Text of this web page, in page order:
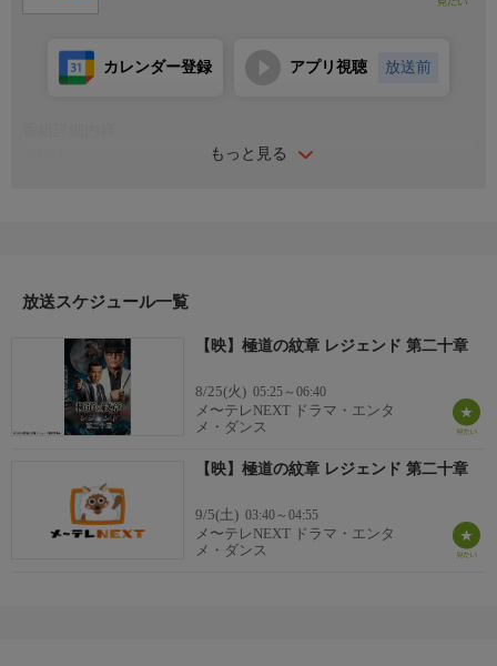
もっと見る
カレンダー登録 アプリ視聴 放送前
報復が出来ず苛立ちが募る…。
放送スケジュール一覧
【映】極道の紋章 レジェンド 第二十章
8/25(火) 05:25～06:40
メ〜テレNEXT ドラマ・エンタ
メ・ダンス
【映】極道の紋章 レジェンド 第二十章
9/5(土) 03:40～04:55
メ〜テレNEXT ドラマ・エンタ
メ・ダンス